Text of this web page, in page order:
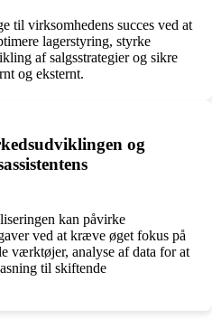
til virksomhedens succes ved at
lagerstyring, styrke
af salgsstrategier og sikre
og eksternt.
og
kan påvirke
ved at kræve øget fokus på
værktøjer, analyse af data for at
til skiftende